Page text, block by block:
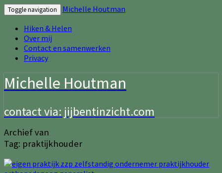
Toggle navigation
Michelle Houtman
Hiken & Helen
Over mij
Contact en samenwerken
Privacy
Michelle Houtman
contact via: jijbentinzicht.com
Archief van
Tag: praktijkhouder